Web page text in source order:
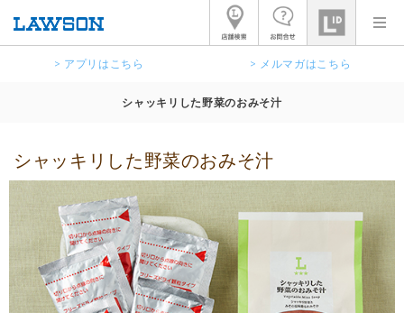
> アプリはこちら > メルマガはこちら
シャッキリした野菜のおみそ汁
シャッキリした野菜のおみそ汁